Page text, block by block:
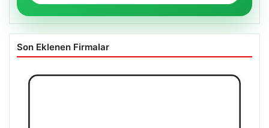
Son Eklenen Firmalar